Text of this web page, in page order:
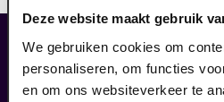
Deze website maakt gebruik
We gebruiken cookies om
personaliseren, om functies
en om ons websiteverkeer te
maak jouw bezoek